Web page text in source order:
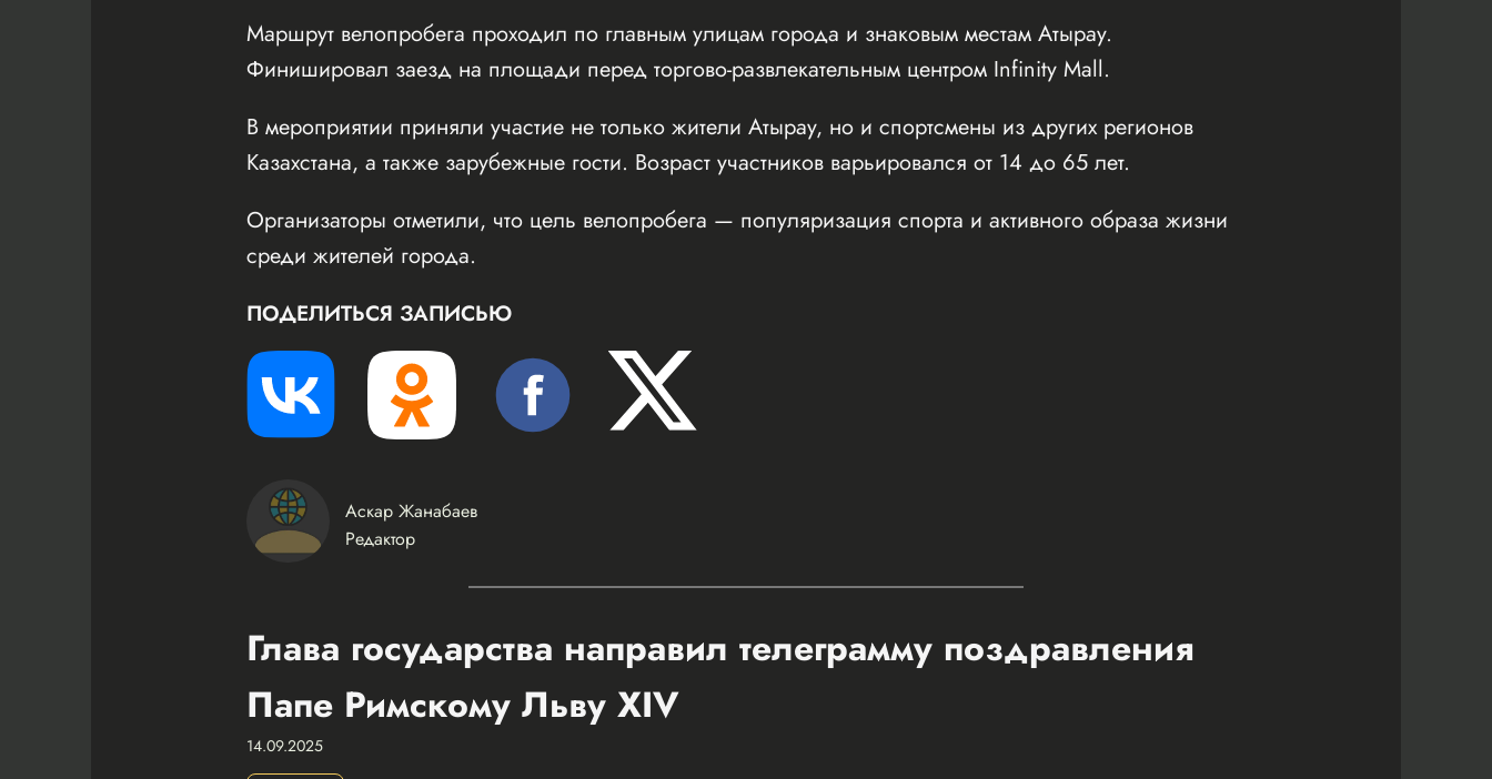
Маршрут велопробега проходил по главным улицам города и знаковым местам Атырау.
Финишировал заезд на площади перед торгово-развлекательным центром Infinity Mall.
В мероприятии приняли участие не только жители Атырау, но и спортсмены из других регионов
Казахстана, а также зарубежные гости. Возраст участников варьировался от 14 до 65 лет.
Организаторы отметили, что цель велопробега — популяризация спорта и активного образа жизни
среди жителей города.
ПОДЕЛИТЬСЯ ЗАПИСЬЮ
Аскар Жанабаев
Редактор
Глава государства направил телеграмму поздравления
Папе Римскому Льву XIV
14.09.2025